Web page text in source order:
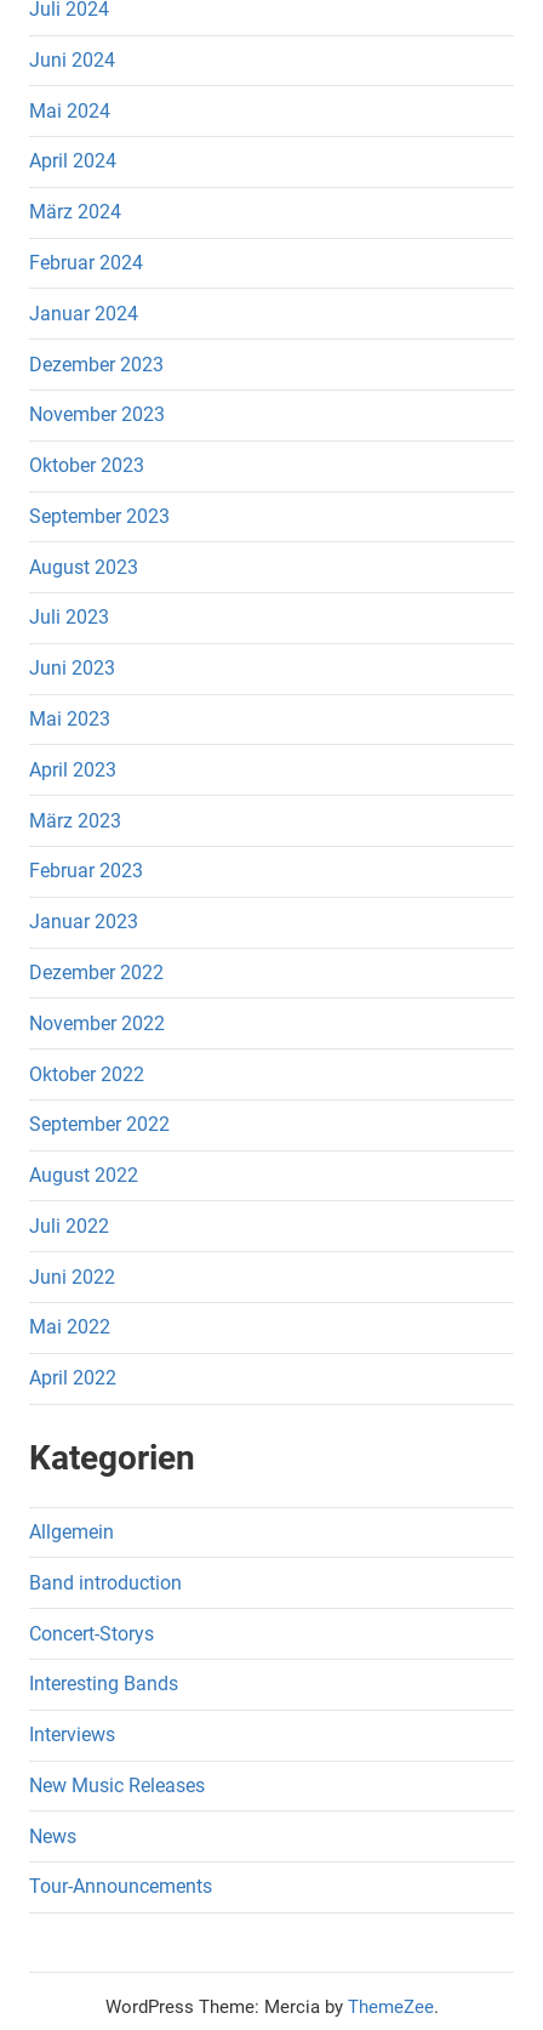
Juli 2024
Juni 2024
Mai 2024
April 2024
März 2024
Februar 2024
Januar 2024
Dezember 2023
November 2023
Oktober 2023
September 2023
August 2023
Juli 2023
Juni 2023
Mai 2023
April 2023
März 2023
Februar 2023
Januar 2023
Dezember 2022
November 2022
Oktober 2022
September 2022
August 2022
Juli 2022
Juni 2022
Mai 2022
April 2022
Kategorien
Allgemein
Band introduction
Concert-Storys
Interesting Bands
Interviews
New Music Releases
News
Tour-Announcements
WordPress Theme: Mercia by ThemeZee.